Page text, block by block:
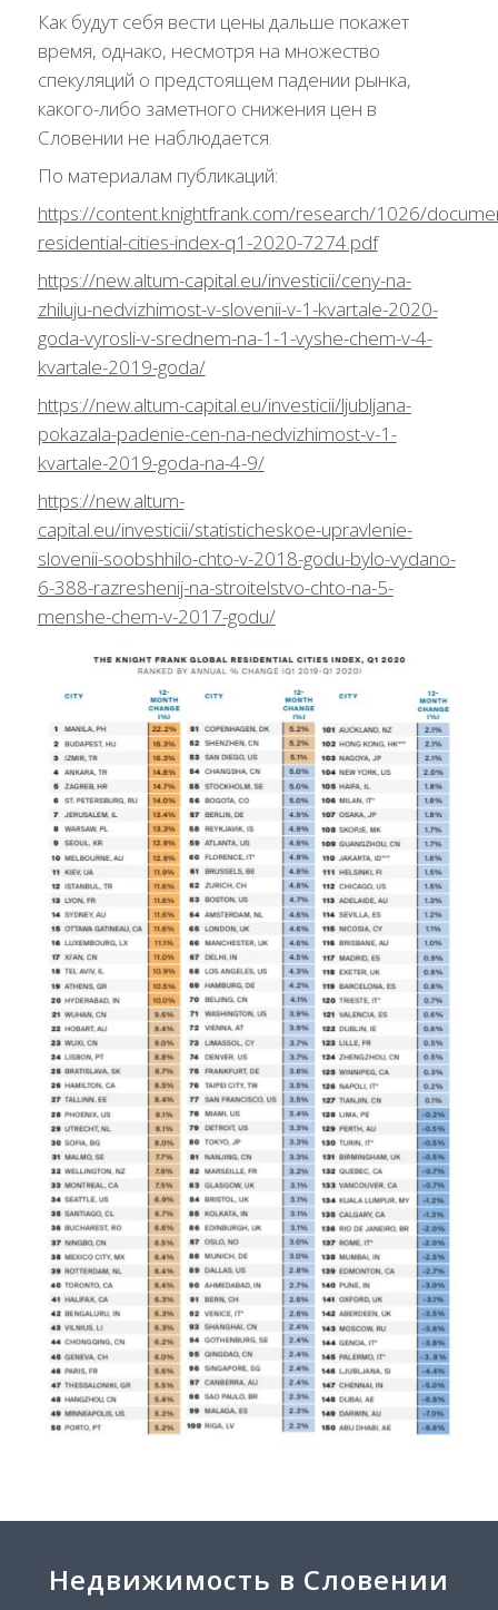
Как будут себя вести цены дальше покажет
время, однако, несмотря на множество
спекуляций о предстоящем падении рынка,
какого-либо заметного снижения цен в
Словении не наблюдается.
По материалам публикаций:
https://content.knightfrank.com/research/1026/
residential-cities-index-q1-2020-7274.pdf
https://new.altum-capital.eu/investicii/ceny-na-
zhiluju-nedvizhimost-v-slovenii-v-1-kvartale-2020-
goda-vyrosli-v-srednem-na-1-1-vyshe-chem-v-4-
kvartale-2019-goda/
https://new.altum-capital.eu/investicii/ljubljana-
pokazala-padenie-cen-na-nedvizhimost-v-1-
kvartale-2019-goda-na-4-9/
https://new.altum-
capital.eu/investicii/statisticheskoe-upravlenie-
slovenii-soobshhilo-chto-v-2018-godu-bylo-vydano-
6-388-razreshenij-na-stroitelstvo-chto-na-5-
menshe-chem-v-2017-godu/
Недвижимость в Словении